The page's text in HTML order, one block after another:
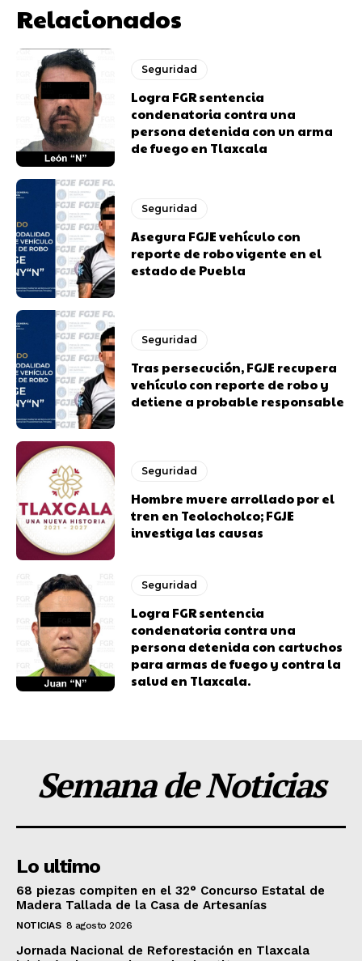
Relacionados
Seguridad
Logra FGR sentencia
condenatoria contra una
persona detenida con un arma
de fuego en Tlaxcala
Seguridad
Asegura FGJE vehículo con
reporte de robo vigente en el
estado de Puebla
Seguridad
Tras persecución, FGJE recupera
vehículo con reporte de robo y
detiene a probable responsable
Seguridad
Hombre muere arrollado por el
tren en Teolocholco; FGJE
investiga las causas
Seguridad
Logra FGR sentencia
condenatoria contra una
persona detenida con cartuchos
para armas de fuego y contra la
salud en Tlaxcala.
Semana de Noticias
Lo ultimo
68 piezas compiten en el 32° Concurso Estatal de
Madera Tallada de la Casa de Artesanías
NOTICIAS 8 agosto 2026
Jornada Nacional de Reforestación en Tlaxcala